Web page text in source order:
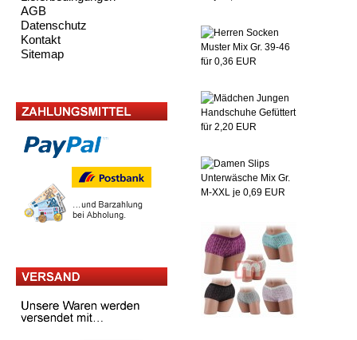
AGB
Datenschutz
Kontakt
Sitemap